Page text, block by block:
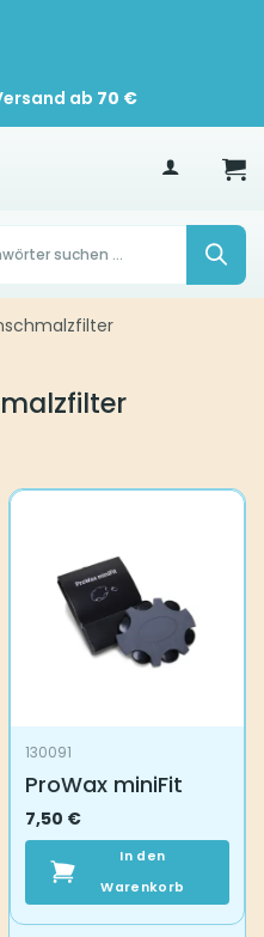
ab 70 €
130091
ProWax miniFit
7,50 €
In den
Warenkorb